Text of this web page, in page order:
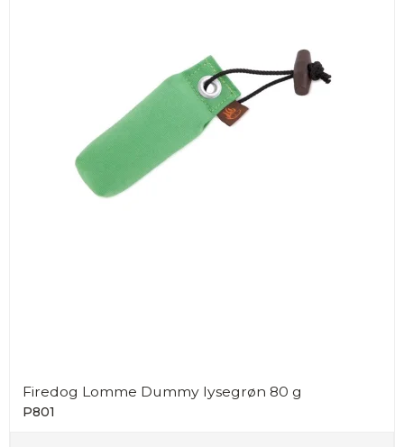
Firedog Lomme Dummy lysegrøn 80 g
P801